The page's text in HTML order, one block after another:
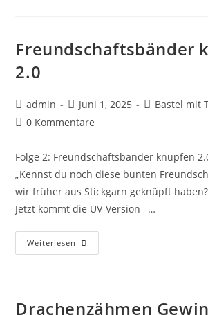
Freundschaftsbänder
2.0
admin Juni 1, 2025
Bastel mit
0 Kommentare
Folge 2: Freundschaftsbänder knüpfen
„Kennst du noch diese bunten
wir früher aus Stickgarn geknüpft
Jetzt kommt die UV-Version –…
Weiterlesen
Drachenzähmen